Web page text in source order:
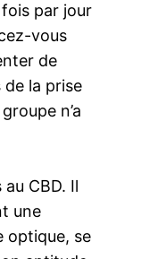
fois par jour
vous
de
la prise
n’a
CBD. Il
une
optique, se